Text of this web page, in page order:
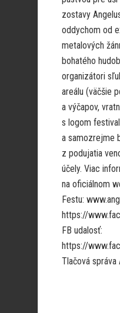
zostavy
oddychom od
metalových
bohatého
organizátori
areálu (väčšie
a výčapov,
s logom
a samozrejme
z podujatia
účely. Viac
na oficiálnom
Festu:
https://
FB udalosť:
https://
Tlačová správa